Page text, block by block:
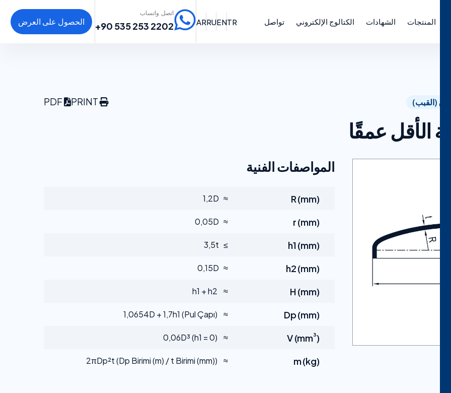
المنتجات الشهادات الكتالوج الإلكتروني تواصل TR
EN
RU
AR
اتصل واتساب
+90 535 253 2202 الحصول على العرض
(القبب)
الأقل عمقًا
PRINT
المواصفات الفنية
R (mm)
≈ 1,2D
r (mm)
≈ 0,05D
h1 (mm)
≥ 3,5t
h2 (mm)
≈ 0,15D
H (mm)
≈ h1 + h2
Dp (mm)
≈ 1,0654D + 1,7h1 (Pul Çapı)
V (mm³)
≈ 0,06D³ (h1 = 0)
m (kg)
≈ 2πDp²t (Dp Birimi (m) / t Birimi (mm))